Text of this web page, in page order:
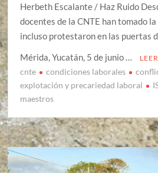
Herbeth Escalante / Haz Ruido
docentes de la CNTE han tomado
incluso protestaron en las puertas
Mérida, Yucatán, 5 de junio …
cnte condiciones laborales
explotación y precariedad laboral
maestros